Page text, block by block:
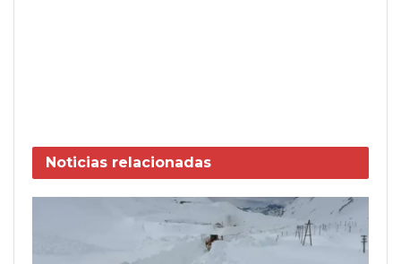
Noticias relacionadas